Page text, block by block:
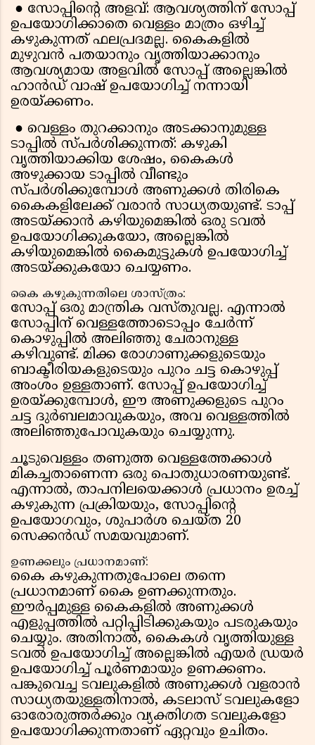
● സോപ്പിന്റെ അളവ്: ആവശ്യത്തിന് സോപ്പ്
ഉപയോഗിക്കാതെ വെള്ളം മാത്രം ഒഴിച്ച്
കഴുകുന്നത് ഫലപ്രദമല്ല. കൈകളിൽ
മുഴുവൻ പതയാനും വൃത്തിയാക്കാനും
ആവശ്യമായ അളവിൽ സോപ്പ് അല്ലെങ്കിൽ
ഹാൻഡ് വാഷ് ഉപയോഗിച്ച് നന്നായി
ഉരയ്ക്കണം.
● വെള്ളം തുറക്കാനും അടക്കാനുമുള്ള
ടാപ്പിൽ സ്പർശിക്കുന്നത്: കഴുകി
വൃത്തിയാക്കിയ ശേഷം, കൈകൾ
അഴുക്കായ ടാപ്പിൽ വീണ്ടും
സ്പർശിക്കുമ്പോൾ അണുക്കൾ തിരികെ
കൈകളിലേക്ക് വരാൻ സാധ്യതയുണ്ട്. ടാപ്പ്
അടയ്ക്കാൻ കഴിയുമെങ്കിൽ ഒരു ടവൽ
ഉപയോഗിക്കുകയോ, അല്ലെങ്കിൽ
കഴിയുമെങ്കിൽ കൈമുട്ടുകൾ ഉപയോഗിച്ച്
അടയ്ക്കുകയോ ചെയ്യണം.
കൈ കഴുകുന്നതിലെ ശാസ്ത്രം:
സോപ്പ് ഒരു മാന്ത്രിക വസ്തുവല്ല. എന്നാൽ
സോപ്പിന് വെള്ളത്തോടൊപ്പം ചേർന്ന്
കൊഴുപ്പിൽ അലിഞ്ഞു ചേരാനുള്ള
കഴിവുണ്ട്. മിക്ക രോഗാണുക്കളുടെയും
ബാക്ടീരിയകളുടെയും പുറം ചട്ട കൊഴുപ്പ്
അംശം ഉള്ളതാണ്. സോപ്പ് ഉപയോഗിച്ച്
ഉരയ്ക്കുമ്പോൾ, ഈ അണുക്കളുടെ പുറം
ചട്ട ദുർബലമാവുകയും, അവ വെള്ളത്തിൽ
അലിഞ്ഞുപോവുകയും ചെയ്യുന്നു.
ചൂടുവെള്ളം തണുത്ത വെള്ളത്തേക്കാൾ
മികച്ചതാണെന്ന ഒരു പൊതുധാരണയുണ്ട്.
എന്നാൽ, താപനിലയെക്കാൾ പ്രധാനം ഉരച്ച്
കഴുകുന്ന പ്രക്രിയയും, സോപ്പിന്റെ
ഉപയോഗവും, ശുപാർശ ചെയ്ത 20
സെക്കൻഡ് സമയവുമാണ്.
ഉണക്കലും പ്രധാനമാണ്:
കൈ കഴുകുന്നതുപോലെ തന്നെ
പ്രധാനമാണ് കൈ ഉണക്കുന്നതും.
ഈർപ്പമുള്ള കൈകളിൽ അണുക്കൾ
എളുപ്പത്തിൽ പറ്റിപ്പിടിക്കുകയും പടരുകയും
ചെയ്യും. അതിനാൽ, കൈകൾ വൃത്തിയുള്ള
ടവൽ ഉപയോഗിച്ച് അല്ലെങ്കിൽ എയർ ഡ്രയർ
ഉപയോഗിച്ച് പൂർണമായും ഉണക്കണം.
പങ്കുവെച്ച ടവലുകളിൽ അണുക്കൾ വളരാൻ
സാധ്യതയുള്ളതിനാൽ, കടലാസ് ടവലുകളോ
ഓരോരുത്തർക്കും വ്യക്തിഗത ടവലുകളോ
ഉപയോഗിക്കുന്നതാണ് ഏറ്റവും ഉചിതം.